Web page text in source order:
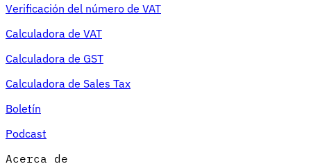
Verificación del número de VAT
Calculadora de VAT
Calculadora de GST
Calculadora de Sales Tax
Boletín
Podcast
Acerca de